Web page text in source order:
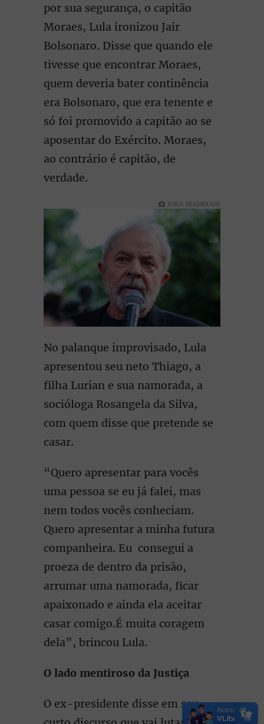
por sua segurança, o capitão
Moraes, Lula ironizou Jair
Bolsonaro. Disse que quando ele
tivesse que encontrar Moraes,
quem deveria bater continência
era Bolsonaro, que era tenente e
só foi promovido a capitão ao se
aposentar do Exército. Moraes,
ao contrário é capitão, de
verdade.
JOKA MADRUGA
No palanque improvisado, Lula
apresentou seu neto Thiago, a
filha Lurian e sua namorada, a
socióloga Rosangela da Silva,
com quem disse que pretende se
casar.
“Quero apresentar para vocês
uma pessoa se eu já falei, mas
nem todos vocês conheciam.
Quero apresentar a minha futura
companheira. Eu consegui a
proeza de dentro da prisão,
arrumar uma namorada, ficar
apaixonado e ainda ela aceitar
casar comigo.É muita coragem
dela”, brincou Lula.
O lado mentiroso da Justiça
O ex-presidente disse em seu